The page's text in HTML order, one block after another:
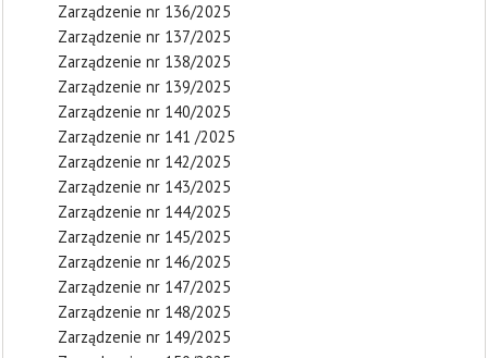
Zarządzenie nr 136/2025
Zarządzenie nr 137/2025
Zarządzenie nr 138/2025
Zarządzenie nr 139/2025
Zarządzenie nr 140/2025
Zarządzenie nr 141 /2025
Zarządzenie nr 142/2025
Zarządzenie nr 143/2025
Zarządzenie nr 144/2025
Zarządzenie nr 145/2025
Zarządzenie nr 146/2025
Zarządzenie nr 147/2025
Zarządzenie nr 148/2025
Zarządzenie nr 149/2025